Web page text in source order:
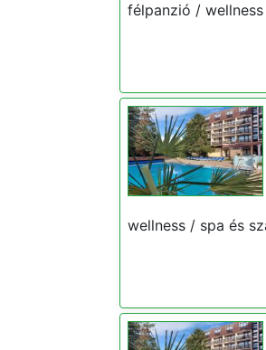
félpanzió /
wellness / spa és